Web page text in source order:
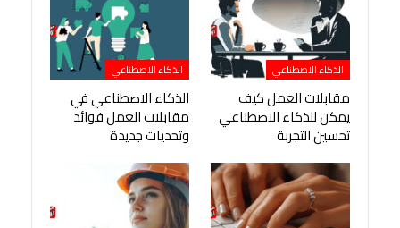
الذكاء الاصطناعي
مقابلات العمل كيف
يمكن للذكاء الاصطناعي
تحسين التجربة
الذكاء الاصطناعي
الذكاء الاصطناعي في
مقابلات العمل فوائد
وتحديات جديدة